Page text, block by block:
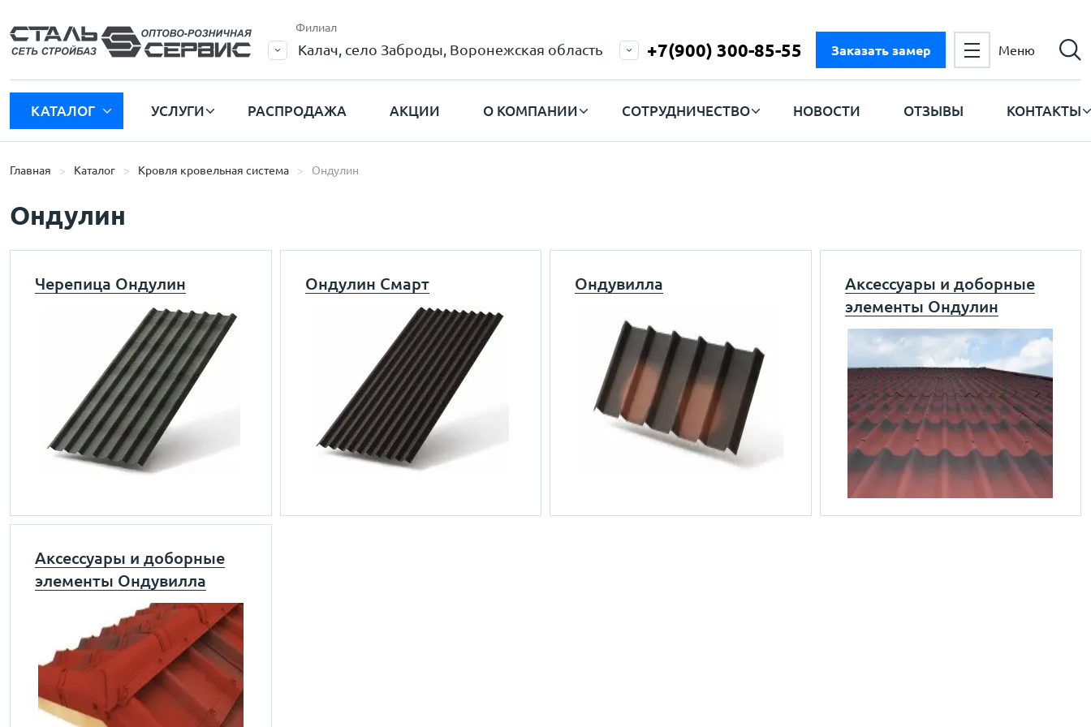
Филиал
Калач, село Заброды, Воронежская область +7(900) 300-85-55 Заказать замер Меню
КАТАЛОГ УСЛУГИ РАСПРОДАЖА АКЦИИ О КОМПАНИИ СОТРУДНИЧЕСТВО НОВОСТИ ОТЗЫВЫ КОНТАКТЫ
Главная Каталог Кровля кровельная система Ондулин
Ондулин
Черепица Ондулин Ондулин Смарт Ондувилла
Аксессуары и доборные
элементы Ондулин
Аксессуары и доборные
элементы Ондувилла